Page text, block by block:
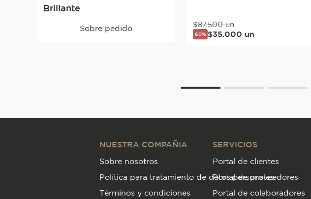
Brillante
Sobre pedido $87.500 un
60% $35.000 un
NUESTRA COMPAÑIA
Sobre nosotros
Política para tratamiento de datos personales
Términos y condiciones
SERVICIOS
Portal de clientes
Portal de proveedores
Portal de colaboradores